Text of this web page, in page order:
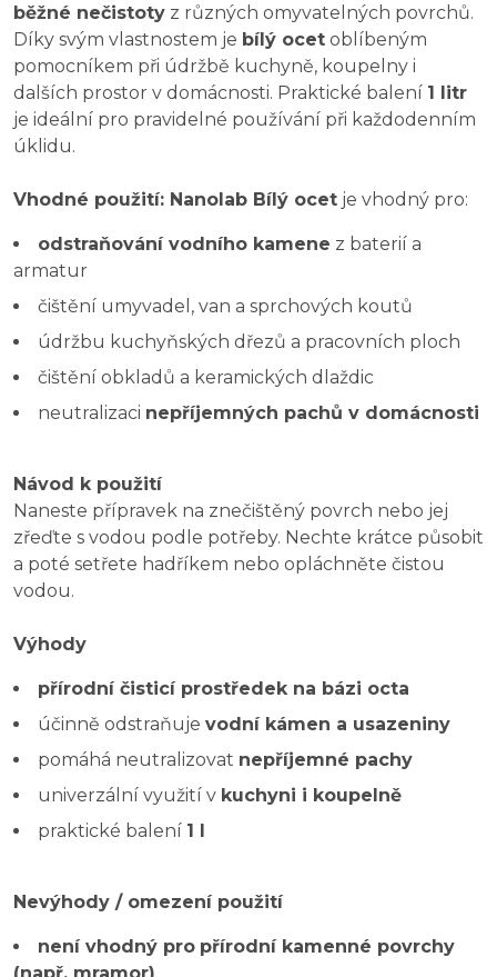
běžné nečistoty z různých omyvatelných povrchů.
Díky svým vlastnostem je bílý ocet oblíbeným
pomocníkem při údržbě kuchyně, koupelny i
dalších prostor v domácnosti. Praktické balení 1 litr
je ideální pro pravidelné používání při každodenním
úklidu.
Vhodné použití: Nanolab Bílý ocet je vhodný pro:
odstraňování vodního kamene z baterií a
armatur
čištění umyvadel, van a sprchových koutů
údržbu kuchyňských dřezů a pracovních ploch
čištění obkladů a keramických dlaždic
neutralizaci nepříjemných pachů v domácnosti
Návod k použití
Naneste přípravek na znečištěný povrch nebo jej
zřeďte s vodou podle potřeby. Nechte krátce působit
a poté setřete hadříkem nebo opláchněte čistou
vodou.
Výhody
přírodní čisticí prostředek na bázi octa
účinně odstraňuje vodní kámen a usazeniny
pomáhá neutralizovat nepříjemné pachy
univerzální využití v kuchyni i koupelně
praktické balení 1 l
Nevýhody / omezení použití
není vhodný pro přírodní kamenné povrchy
(např. mramor)